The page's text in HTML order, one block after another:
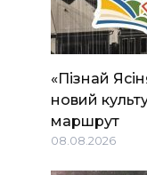
«Пізнай
новий
маршрут
08.08.2026